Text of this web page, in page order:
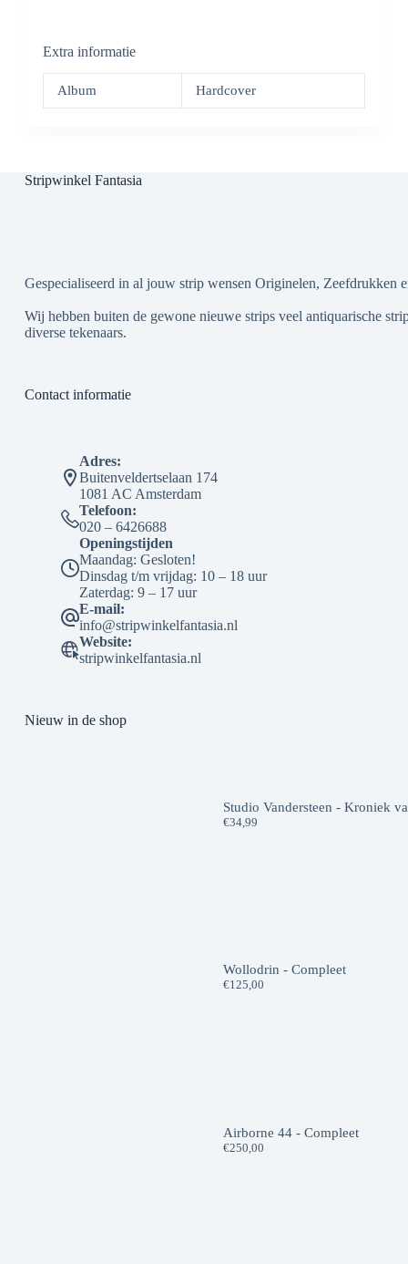
Extra informatie
Album Hardcover
Stripwinkel Fantasia
Gespecialiseerd in al jouw strip wensen Originelen, Zeefdrukken
Wij hebben buiten de gewone nieuwe strips veel antiquarische
diverse tekenaars.
Contact informatie
Adres:
Buitenveldertselaan 174
1081 AC Amsterdam
Telefoon:
020 – 6426688
Openingstijden
Maandag: Gesloten!
Dinsdag t/m vrijdag: 10 – 18 uur
Zaterdag: 9 – 17 uur
E-mail:
info@stripwinkelfantasia.nl
Website:
stripwinkelfantasia.nl
Nieuw in de shop
Studio Vandersteen - Kroniek
€34,99
Wollodrin - Compleet
€125,00
Airborne 44 - Compleet
€250,00